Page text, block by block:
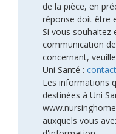
de la pièce, en
réponse doit être
Si vous souhaitez
communication
concernant,
Uni Santé :
Les informations
destinées à Uni
auxquels vous